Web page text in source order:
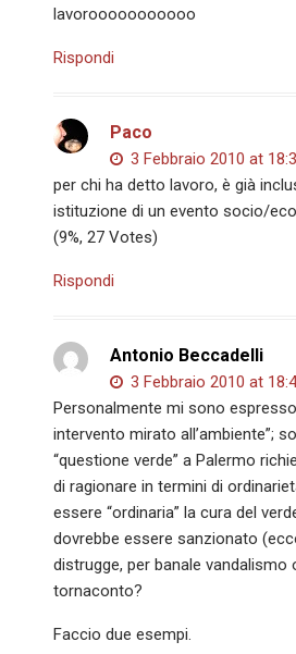
lavorooooooooooo
Rispondi
Paco
3 Febbraio 2010 at
per chi ha detto lavoro, è già
istituzione di un evento socio/
(9%, 27 Votes)
Rispondi
Antonio Beccadelli
3 Febbraio 2010 at
Personalmente mi sono
intervento mirato all’ambiente”;
“questione verde” a Palermo
di ragionare in termini di
essere “ordinaria” la cura del
dovrebbe essere sanzionato
distrugge, per banale
tornaconto?
Faccio due esempi.